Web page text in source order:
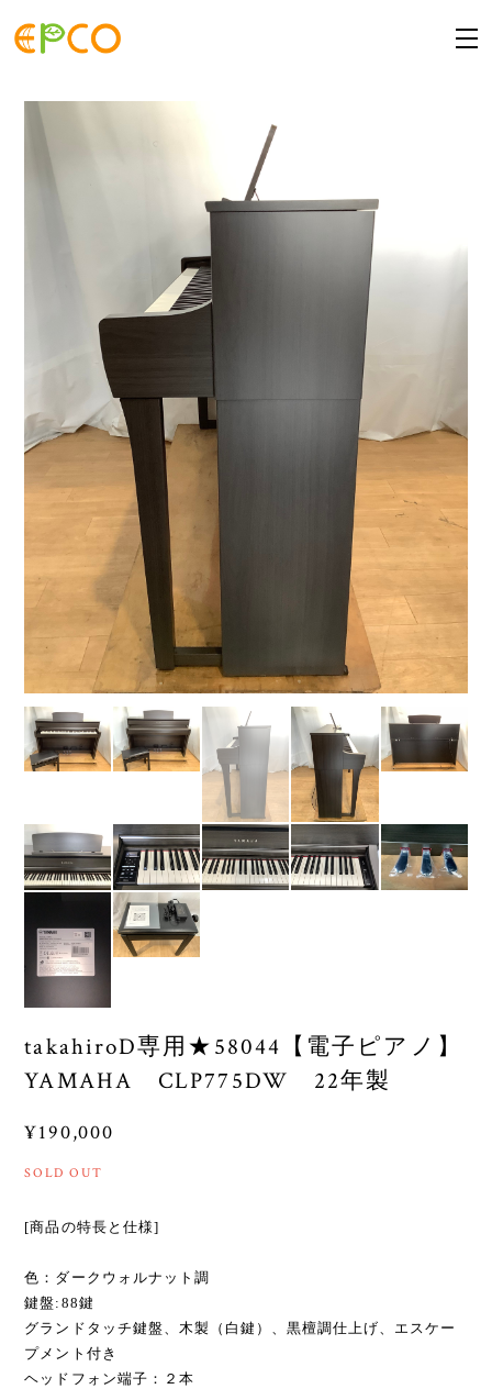
takahiroD専用★58044【電子ピアノ】
YAMAHA CLP775DW 22年製
¥190,000
SOLD OUT
[商品の特長と仕様]
色：ダークウォルナット調
鍵盤:88鍵
グランドタッチ鍵盤、木製（白鍵）、黒檀調仕上げ、エスケー
プメント付き
ヘッドフォン端子：２本